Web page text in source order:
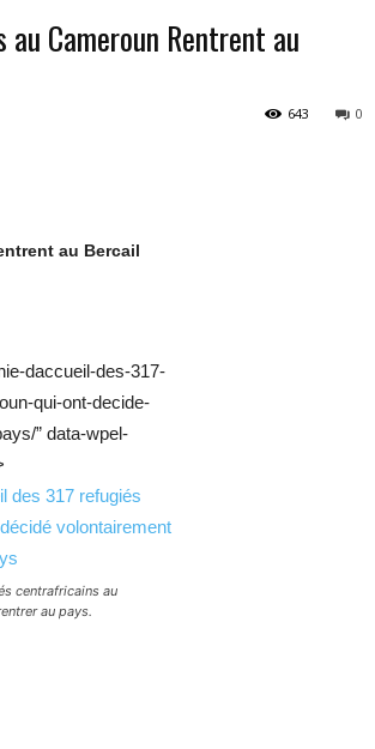
Cameroun Rentrent au
0
643
au Bercail
daccueil-des-317-
qui-ont-decide-
” data-wpel-
centrafricains au
au pays.